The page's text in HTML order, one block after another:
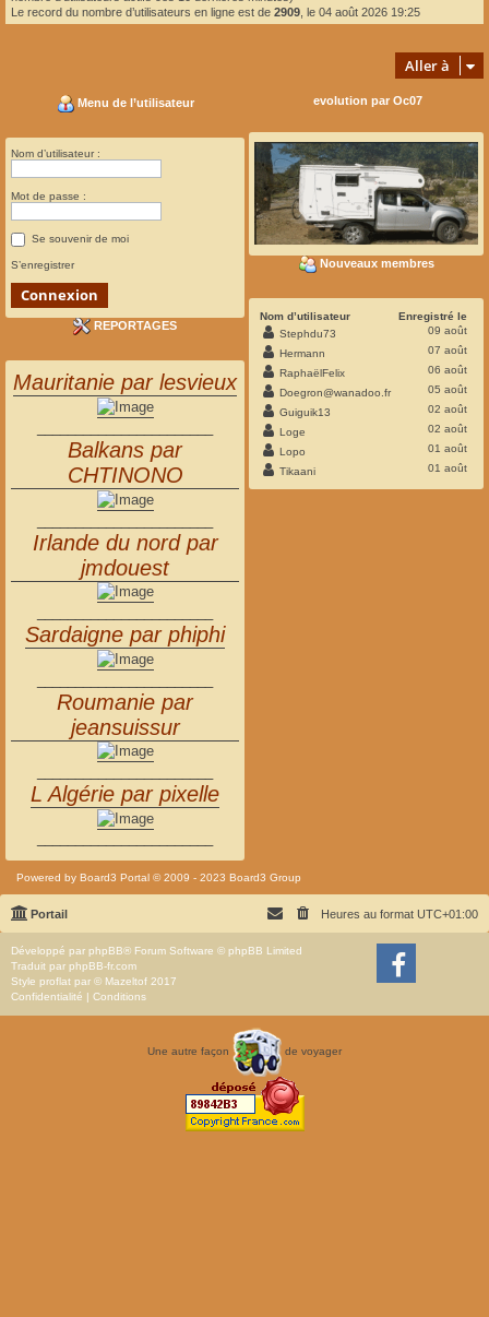
Le record du nombre d’utilisateurs en ligne est de 2909, le 04 août 2026 19:25
Aller à
Menu de l’utilisateur
Nom d’utilisateur :
Mot de passe :
Se souvenir de moi
S’enregistrer
REPORTAGES
Mauritanie par lesvieux
Balkans par
CHTINONO
Irlande du nord par
jmdouest
Sardaigne par phiphi
Roumanie par
jeansuissur
L Algérie par pixelle
evolution par Oc07
Nouveaux membres
Nom d’utilisateur
Enregistré le
Stephdu73
09 août
Hermann
07 août
RaphaëlFelix
06 août
Doegron@wanadoo.fr
05 août
Guiguik13
02 août
Loge
02 août
Lopo
01 août
Tikaani
01 août
Powered by Board3 Portal © 2009 - 2023 Board3 Group
Portail Heures au format UTC+01:00
Développé par phpBB® Forum Software © phpBB Limited
Traduit par phpBB-fr.com
Style proflat par © Mazeltof 2017
Confidentialité | Conditions
Une autre façon de voyager